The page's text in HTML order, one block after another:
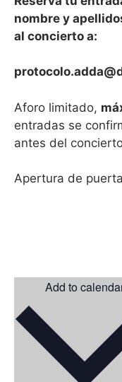
nombre y
al concierto a:
Aforo limitado,
entradas se
antes del
Apertura de